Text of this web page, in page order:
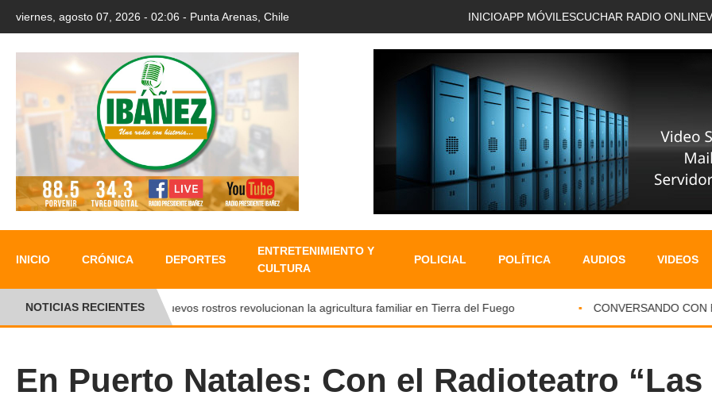
viernes, agosto 07, 2026 - 02:06 - Punta Arenas, Chile INICIOAPP MÓVIL ESCUCHAR RADIO ONLINE
INICIO CRÓNICA DEPORTES
ENTRETENIMIENTO Y
CULTURA
POLICIAL POLÍTICA AUDIOS VIDEOS
NOTICIAS RECIENTESNuevos rostros revolucionan la agricultura familiar en Tierra del Fuego CONVERSANDO CON
En Puerto Natales: Con el Radioteatro “Las